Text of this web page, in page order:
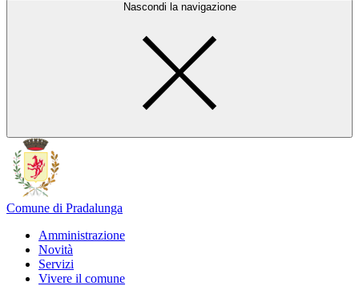
Nascondi la navigazione
Comune di Pradalunga
Amministrazione
Novità
Servizi
Vivere il comune